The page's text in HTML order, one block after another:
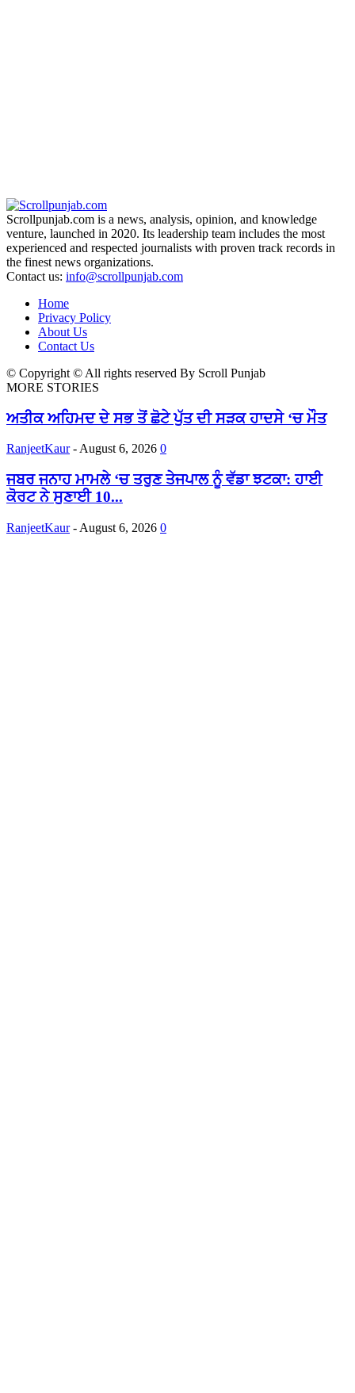
Scrollpunjab.com is a news, analysis, opinion, and knowledge
venture, launched in 2020. Its leadership team includes the most
experienced and respected journalists with proven track records in
the finest news organizations.
Contact us: info@scrollpunjab.com
Home
Privacy Policy
About Us
Contact Us
© Copyright © All rights reserved By Scroll Punjab
MORE STORIES
ਅਤੀਕ ਅਹਿਮਦ ਦੇ ਸਭ ਤੋਂ ਛੋਟੇ ਪੁੱਤ ਦੀ ਸੜਕ ਹਾਦਸੇ ‘ਚ ਮੌਤ
RanjeetKaur - August 6, 2026 0
ਜਬਰ ਜਨਾਹ ਮਾਮਲੇ ‘ਚ ਤਰੁਣ ਤੇਜਪਾਲ ਨੂੰ ਵੱਡਾ ਝਟਕਾ: ਹਾਈ
ਕੋਰਟ ਨੇ ਸੁਣਾਈ 10...
RanjeetKaur - August 6, 2026 0